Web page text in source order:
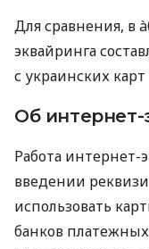
Для сравнения, в
эквайринга
с украинских
Об интернет-
Работа интернет-
введении
использовать
банков